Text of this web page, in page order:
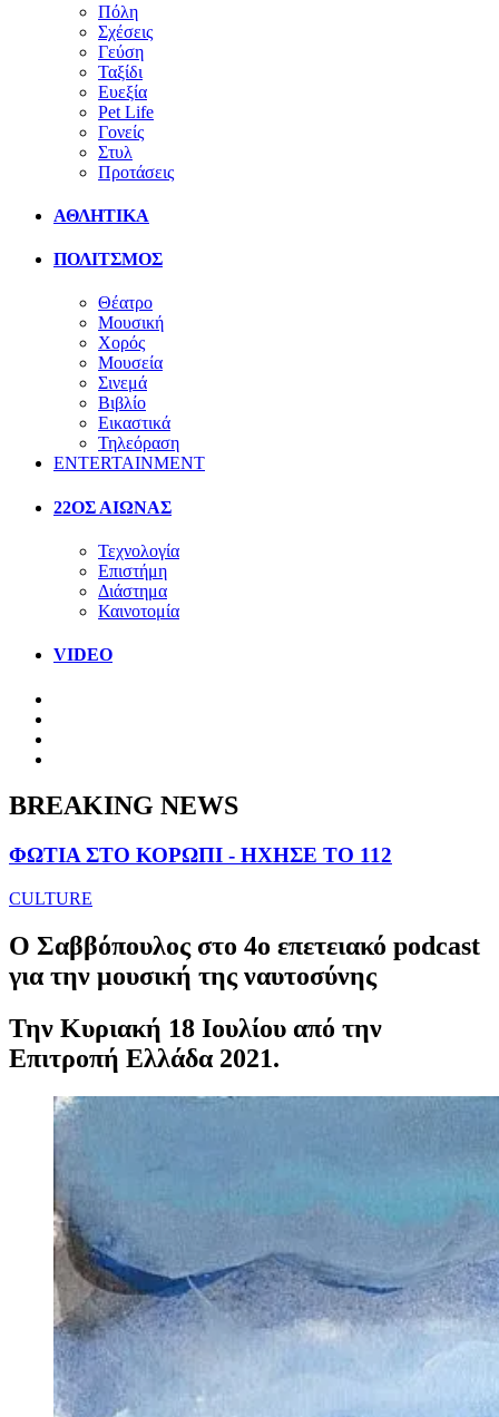
Πόλη
Σχέσεις
Γεύση
Ταξίδι
Ευεξία
Pet Life
Γονείς
Στυλ
Προτάσεις
ΑΘΛΗΤΙΚΑ
ΠΟΛΙΤΣΜΟΣ
Θέατρο
Μουσική
Χορός
Μουσεία
Σινεμά
Βιβλίο
Εικαστικά
Τηλεόραση
ENTERTAINMENT
22ΟΣ ΑΙΩΝΑΣ
Τεχνολογία
Επιστήμη
Διάστημα
Καινοτομία
VIDEO
BREAKING NEWS
ΦΩΤΙΑ ΣΤΟ ΚΟΡΩΠΙ - ΗΧΗΣΕ ΤΟ 112
CULTURE
Ο Σαββόπουλος στο 4ο επετειακό podcast
για την μουσική της ναυτοσύνης
Την Κυριακή 18 Ιουλίου από την
Επιτροπή Ελλάδα 2021.